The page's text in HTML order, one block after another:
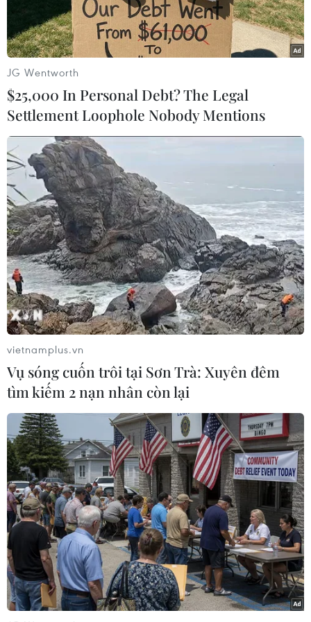
Tên lửa S-400 của Nga. (Nguồn: AP)
Theo THX, ngày 16/10, Bộ Quốc phòng Nga cho
biết Lực lượng Tên lửa Chiến lược Nga (RVSN)
đã bắt đầu thành lập những đơn vị đặc biệt có
nhiệm vụ vô hiệu hóa và ngăn chặn các cuộc
tấn công trên mạng.
Hãng tin RIA Novosti của Nga dẫn lời Người
phát ngôn Bộ Quốc phòng nước này Igor
Yegorov cho biết: “RVSN đang chuyển đổi
phương thức điều khiển hệ thống bằng dòng
lệnh trên máy tính sang các công nghệ kỹ thuật
số. Đây chính là lý do tại sao lực lượng này phải
triển khai các biện pháp phòng ngừa nhằm tăng
cường an ninh thông tin.”
Theo ông Yegorov, nhiệm vụ của các đơn vị an
ninh mạng mang tên "Sopka," hay còn gọi là
“Hill” là nhằm ngăn chặn các cuộc tấn công của
quân địch nhằm vào hệ thống phần cứng và các
kênh thông tin của lực lượng tên lửa Nga.
JG Wentworth
$25,000 In Personal Debt? The Legal
Settlement Loophole Nobody Mentions
vietnamplus.vn
Vụ sóng cuốn trôi tại Sơn Trà: Xuyên đêm
tìm kiếm 2 nạn nhân còn lại